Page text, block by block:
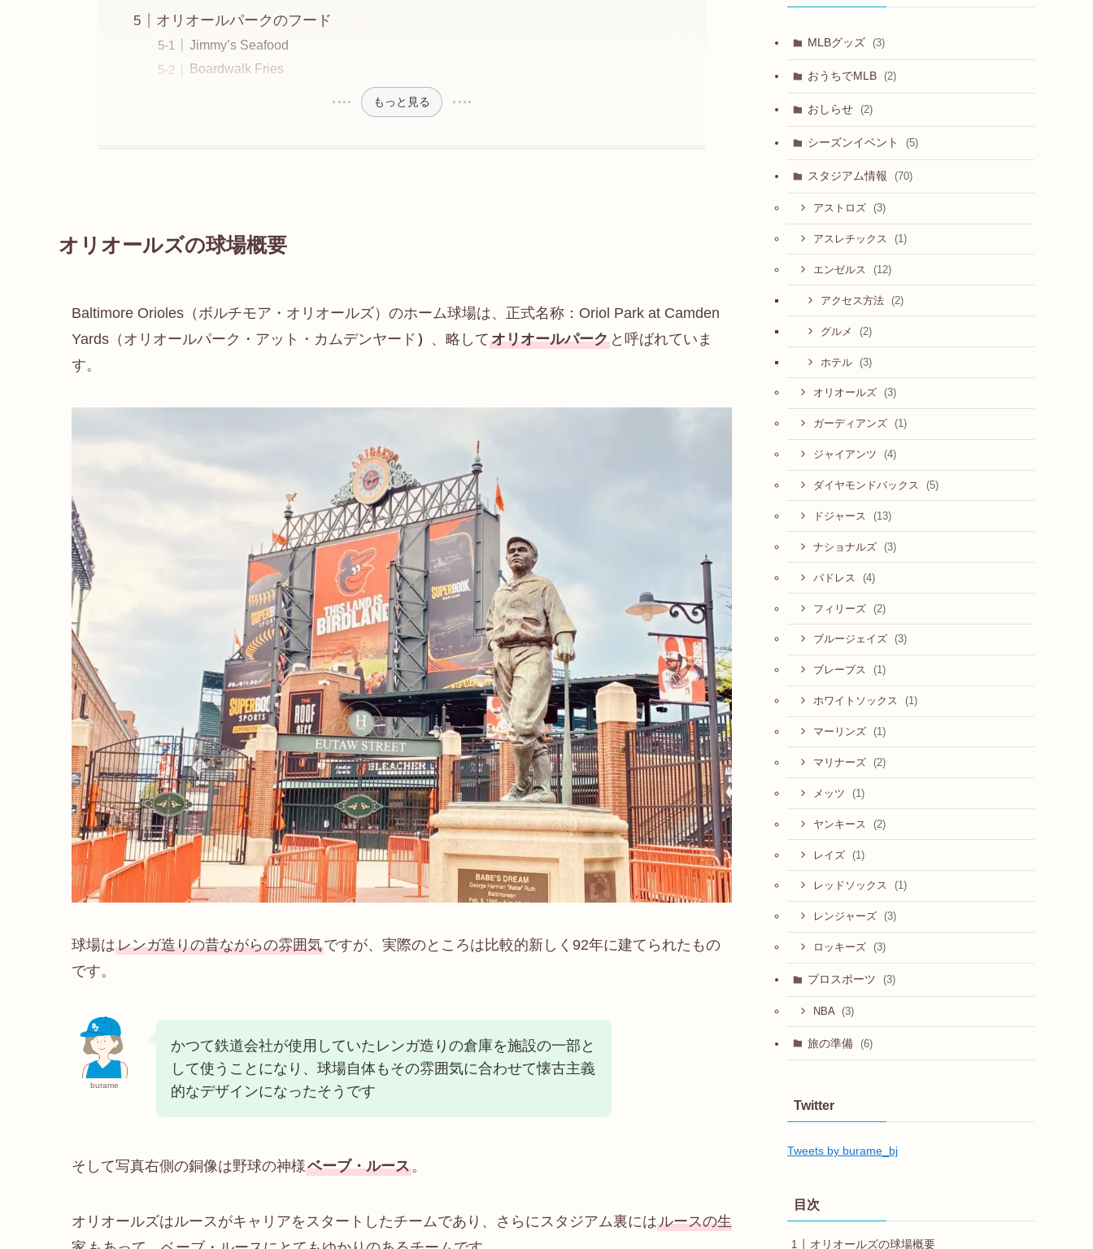
オリオールパークのフード
Jimmy’s Seafood
Boardwalk Fries
もっと見る
オリオールズの球場概要
Baltimore Orioles（ボルチモア・オリオールズ）のホーム球場は、正式名称：Oriol Park at Camden
Yards（オリオールパーク・アット・カムデンヤード ） 、略して オリオールパーク と呼ばれていま
す。
球場はレンガ造りの昔ながらの雰囲気ですが、実際のところは比較的新しく92年に建てられたもの
です。
burame
かつて鉄道会社が使用していたレンガ造りの倉庫を施設の一部と
して使うことになり、球場自体もその雰囲気に合わせて懐古主義
的なデザインになったそうです
そして写真右側の銅像は野球の神様ベーブ・ルース。
オリオールズはルースがキャリアをスタートしたチームであり、さらにスタジアム裏にはルースの生
MLBグッズ (3)
おうちでMLB (2)
おしらせ (2)
シーズンイベント (5)
スタジアム情報 (70)
アストロズ (3)
アスレチックス (1)
エンゼルス (12)
アクセス方法 (2)
グルメ (2)
ホテル (3)
オリオールズ (3)
ガーディアンズ (1)
ジャイアンツ (4)
ダイヤモンドバックス (5)
ドジャース (13)
ナショナルズ (3)
パドレス (4)
フィリーズ (2)
ブルージェイズ (3)
ブレーブス (1)
ホワイトソックス (1)
マーリンズ (1)
マリナーズ (2)
メッツ (1)
ヤンキース (2)
レイズ (1)
レッドソックス (1)
レンジャーズ (3)
ロッキーズ (3)
プロスポーツ (3)
NBA (3)
旅の準備 (6)
Twitter
Tweets by burame_bj
目次
オリオールズの球場概要